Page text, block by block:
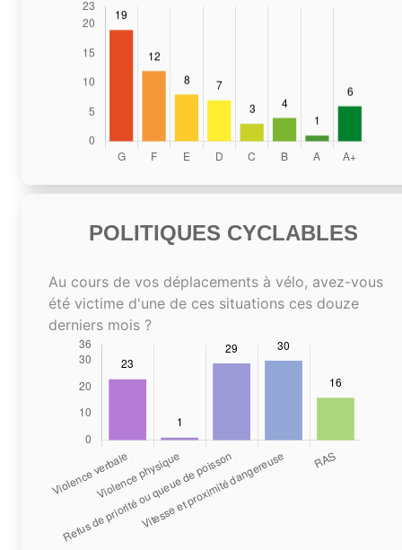
POLITIQUES CYCLABLES
Au cours de vos déplacements à vélo, avez-vous
été victime d'une de ces situations ces douze
derniers mois ?